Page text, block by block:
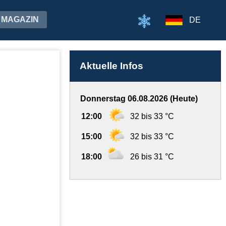
MAGAZIN DE
Aktuelle Infos
Donnerstag 06.08.2026 (Heute)
12:00 32 bis 33 °C
15:00 32 bis 33 °C
18:00 26 bis 31 °C